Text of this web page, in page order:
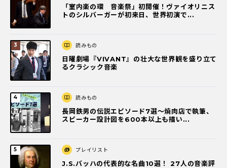
「室内楽の環 音楽祭」初開催！ヴァイオリニス
トのシルバーガーが初来日、世界初演で...
読みもの
日曜劇場『VIVANT』の壮大な世界観を盛り立て
るクラシック音楽
読みもの
長岡鉄男の伝説エピソード7選〜焼肉店で執筆、
スピーカー設計図を600本以上も描い...
プレイリスト
J.S.バッハの代表的な名曲10選！ 27人の音楽評